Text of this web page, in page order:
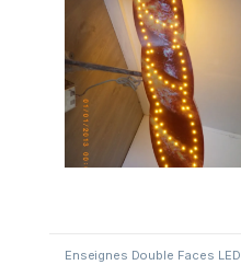
Enseignes Double Faces LED